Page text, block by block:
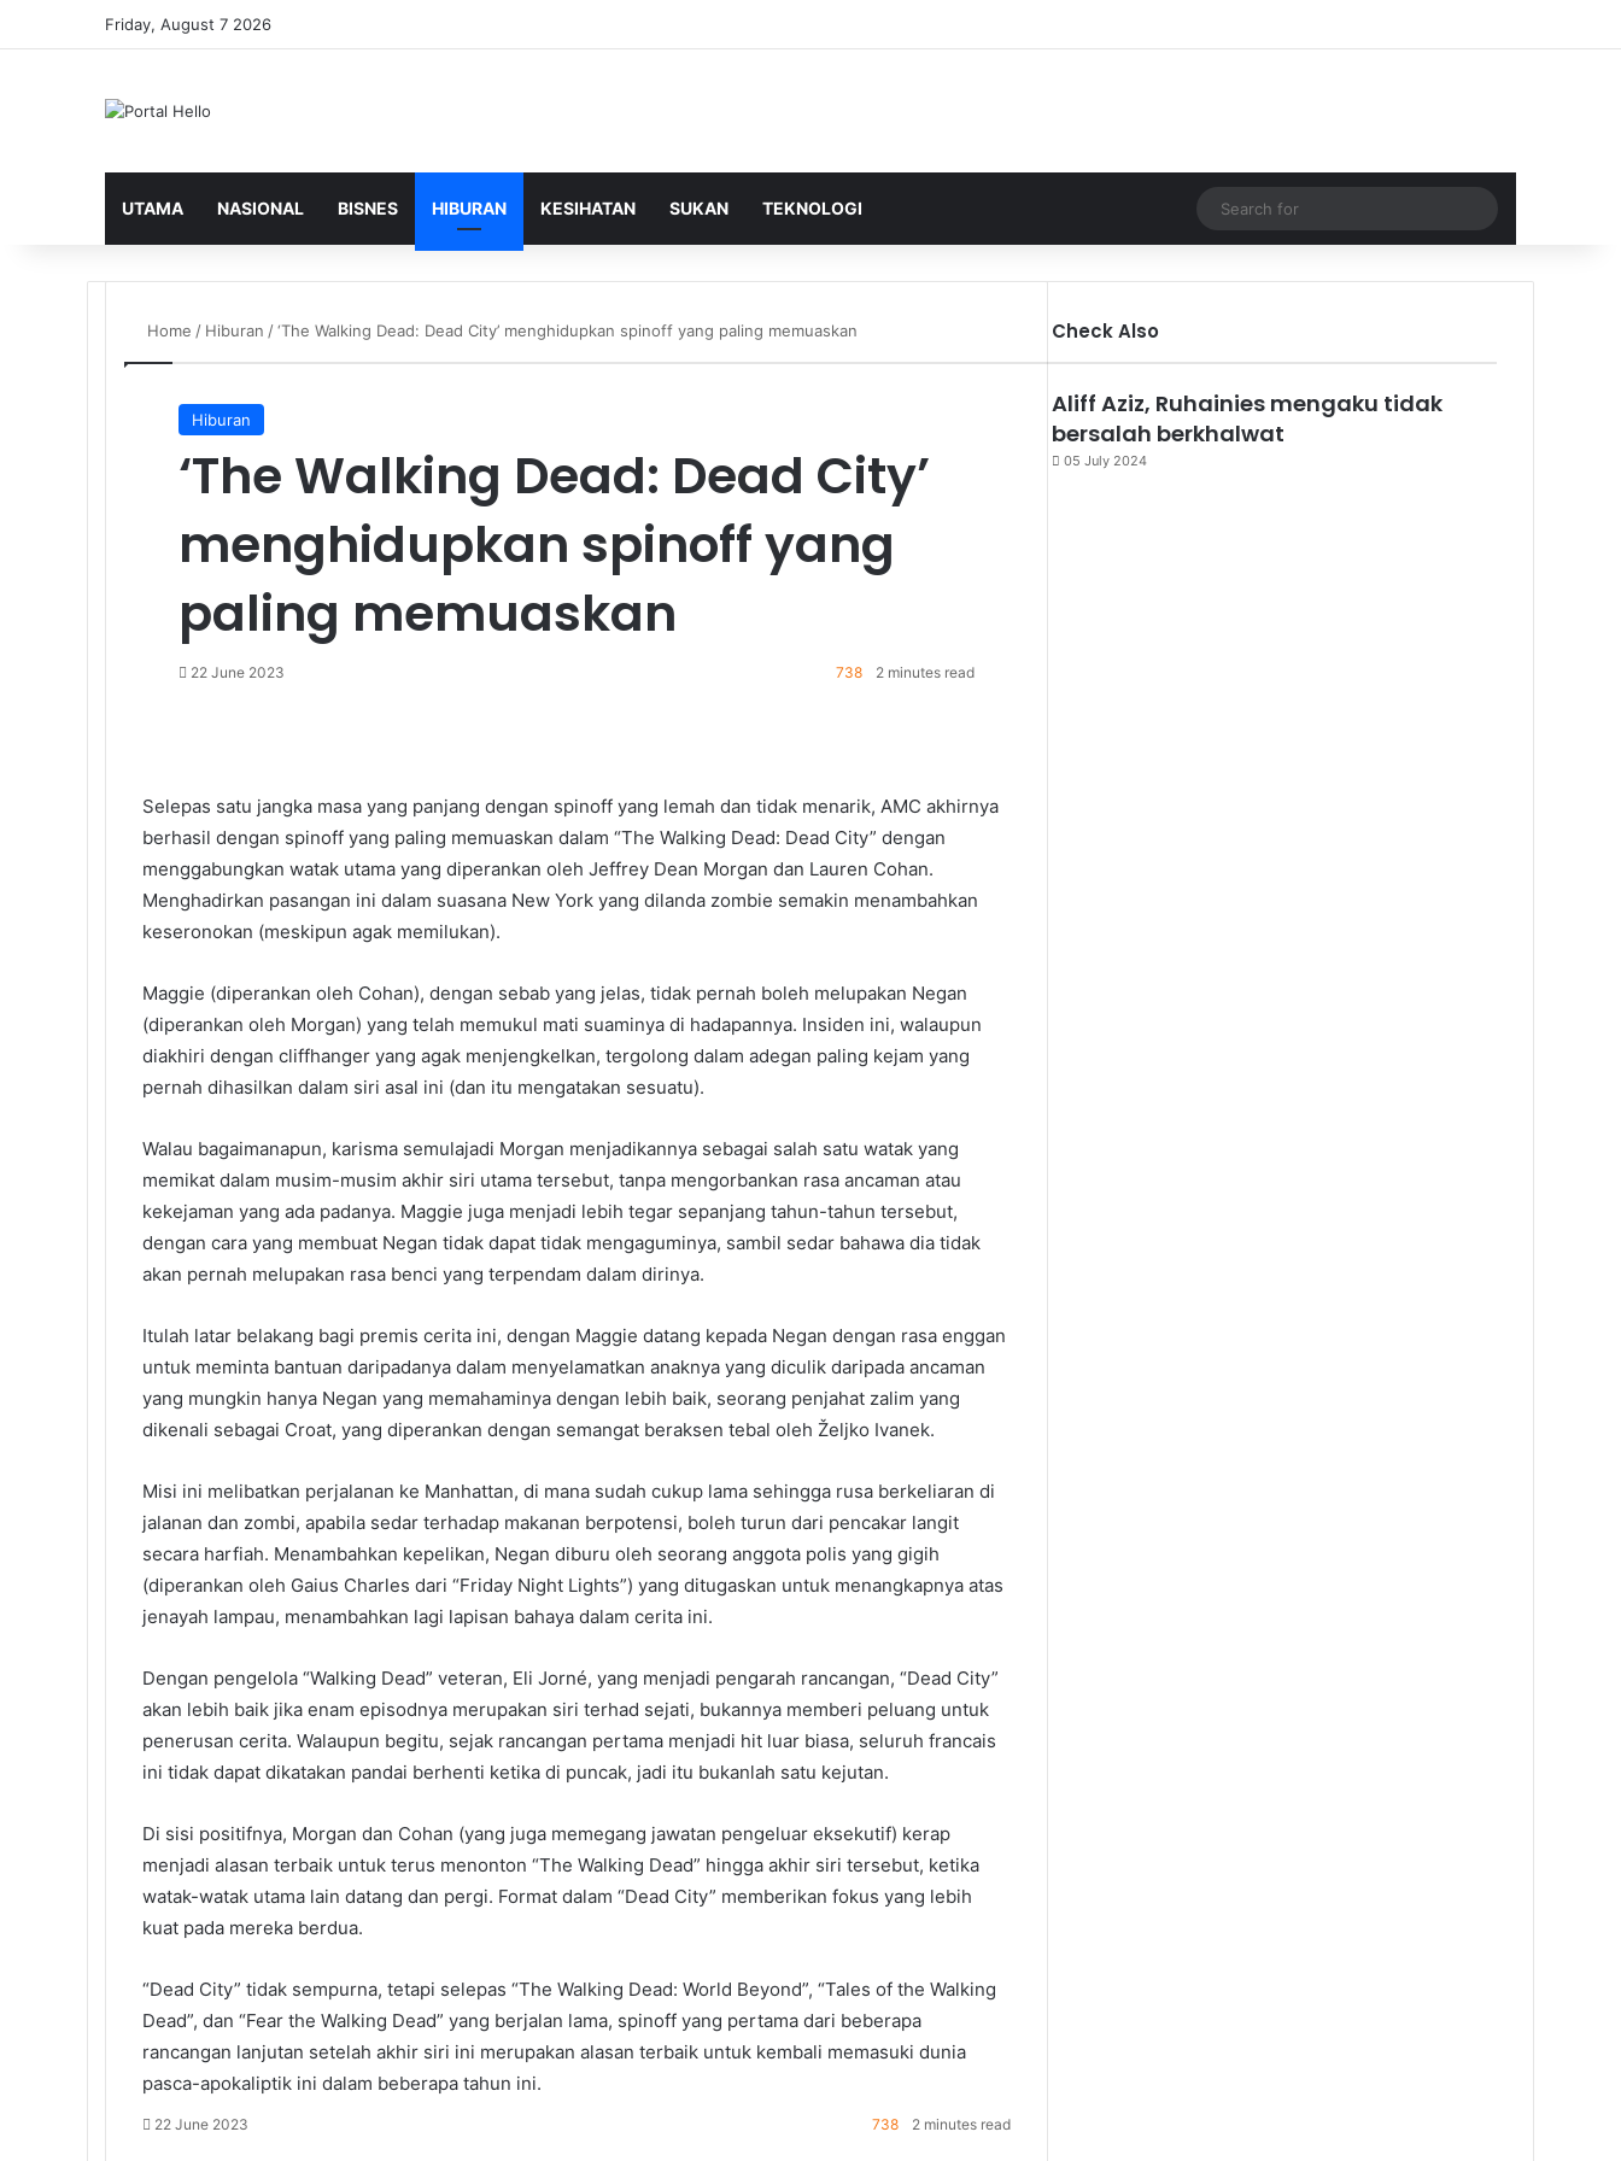
Friday, August 7 2026
UTAMA NASIONAL BISNES HIBURAN KESIHATAN SUKAN TEKNOLOGI Random Article
Switch skin
for
Home / Hiburan /‘The Walking Dead: Dead City’ menghidupkan spinoff yang paling memuaskan
Hiburan
‘The Walking Dead: Dead City’
menghidupkan spinoff yang
paling memuaskan
22 June 2023 738 2 minutes read
Selepas satu jangka masa yang panjang dengan spinoff yang lemah dan tidak menarik, AMC akhirnya
berhasil dengan spinoff yang paling memuaskan dalam “The Walking Dead: Dead City” dengan
menggabungkan watak utama yang diperankan oleh Jeffrey Dean Morgan dan Lauren Cohan.
Menghadirkan pasangan ini dalam suasana New York yang dilanda zombie semakin menambahkan
keseronokan (meskipun agak memilukan).
Maggie (diperankan oleh Cohan), dengan sebab yang jelas, tidak pernah boleh melupakan Negan
(diperankan oleh Morgan) yang telah memukul mati suaminya di hadapannya. Insiden ini, walaupun
diakhiri dengan cliffhanger yang agak menjengkelkan, tergolong dalam adegan paling kejam yang
pernah dihasilkan dalam siri asal ini (dan itu mengatakan sesuatu).
Walau bagaimanapun, karisma semulajadi Morgan menjadikannya sebagai salah satu watak yang
memikat dalam musim-musim akhir siri utama tersebut, tanpa mengorbankan rasa ancaman atau
kekejaman yang ada padanya. Maggie juga menjadi lebih tegar sepanjang tahun-tahun tersebut,
dengan cara yang membuat Negan tidak dapat tidak mengaguminya, sambil sedar bahawa dia tidak
akan pernah melupakan rasa benci yang terpendam dalam dirinya.
Itulah latar belakang bagi premis cerita ini, dengan Maggie datang kepada Negan dengan rasa enggan
untuk meminta bantuan daripadanya dalam menyelamatkan anaknya yang diculik daripada ancaman
yang mungkin hanya Negan yang memahaminya dengan lebih baik, seorang penjahat zalim yang
dikenali sebagai Croat, yang diperankan dengan semangat beraksen tebal oleh Željko Ivanek.
Misi ini melibatkan perjalanan ke Manhattan, di mana sudah cukup lama sehingga rusa berkeliaran di
jalanan dan zombi, apabila sedar terhadap makanan berpotensi, boleh turun dari pencakar langit
secara harfiah. Menambahkan kepelikan, Negan diburu oleh seorang anggota polis yang gigih
(diperankan oleh Gaius Charles dari “Friday Night Lights”) yang ditugaskan untuk menangkapnya atas
jenayah lampau, menambahkan lagi lapisan bahaya dalam cerita ini.
Dengan pengelola “Walking Dead” veteran, Eli Jorné, yang menjadi pengarah rancangan, “Dead City”
akan lebih baik jika enam episodnya merupakan siri terhad sejati, bukannya memberi peluang untuk
penerusan cerita. Walaupun begitu, sejak rancangan pertama menjadi hit luar biasa, seluruh francais
ini tidak dapat dikatakan pandai berhenti ketika di puncak, jadi itu bukanlah satu kejutan.
Di sisi positifnya, Morgan dan Cohan (yang juga memegang jawatan pengeluar eksekutif) kerap
menjadi alasan terbaik untuk terus menonton “The Walking Dead” hingga akhir siri tersebut, ketika
watak-watak utama lain datang dan pergi. Format dalam “Dead City” memberikan fokus yang lebih
kuat pada mereka berdua.
“Dead City” tidak sempurna, tetapi selepas “The Walking Dead: World Beyond”, “Tales of the Walking
Dead”, dan “Fear the Walking Dead” yang berjalan lama, spinoff yang pertama dari beberapa
rancangan lanjutan setelah akhir siri ini merupakan alasan terbaik untuk kembali memasuki dunia
pasca-apokaliptik ini dalam beberapa tahun ini.
22 June 2023 738 2 minutes read
Check Also
Aliff Aziz, Ruhainies mengaku tidak
bersalah berkhalwat
05 July 2024